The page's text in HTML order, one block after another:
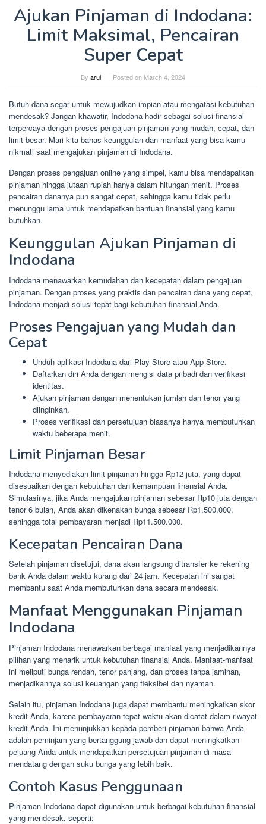
Ajukan Pinjaman di Indodana:
Limit Maksimal, Pencairan
Super Cepat
By arul Posted on March 4, 2024
Butuh dana segar untuk mewujudkan impian atau mengatasi kebutuhan
mendesak? Jangan khawatir, Indodana hadir sebagai solusi finansial
terpercaya dengan proses pengajuan pinjaman yang mudah, cepat, dan
limit besar. Mari kita bahas keunggulan dan manfaat yang bisa kamu
nikmati saat mengajukan pinjaman di Indodana.
Dengan proses pengajuan online yang simpel, kamu bisa mendapatkan
pinjaman hingga jutaan rupiah hanya dalam hitungan menit. Proses
pencairan dananya pun sangat cepat, sehingga kamu tidak perlu
menunggu lama untuk mendapatkan bantuan finansial yang kamu
butuhkan.
Keunggulan Ajukan Pinjaman di
Indodana
Indodana menawarkan kemudahan dan kecepatan dalam pengajuan
pinjaman. Dengan proses yang praktis dan pencairan dana yang cepat,
Indodana menjadi solusi tepat bagi kebutuhan finansial Anda.
Proses Pengajuan yang Mudah dan
Cepat
Unduh aplikasi Indodana dari Play Store atau App Store.
Daftarkan diri Anda dengan mengisi data pribadi dan verifikasi
identitas.
Ajukan pinjaman dengan menentukan jumlah dan tenor yang
diinginkan.
Proses verifikasi dan persetujuan biasanya hanya membutuhkan
waktu beberapa menit.
Limit Pinjaman Besar
Indodana menyediakan limit pinjaman hingga Rp12 juta, yang dapat
disesuaikan dengan kebutuhan dan kemampuan finansial Anda.
Simulasinya, jika Anda mengajukan pinjaman sebesar Rp10 juta dengan
tenor 6 bulan, Anda akan dikenakan bunga sebesar Rp1.500.000,
sehingga total pembayaran menjadi Rp11.500.000.
Kecepatan Pencairan Dana
Setelah pinjaman disetujui, dana akan langsung ditransfer ke rekening
bank Anda dalam waktu kurang dari 24 jam. Kecepatan ini sangat
membantu saat Anda membutuhkan dana secara mendesak.
Manfaat Menggunakan Pinjaman
Indodana
Pinjaman Indodana menawarkan berbagai manfaat yang menjadikannya
pilihan yang menarik untuk kebutuhan finansial Anda. Manfaat-manfaat
ini meliputi bunga rendah, tenor panjang, dan proses tanpa jaminan,
menjadikannya solusi keuangan yang fleksibel dan nyaman.
Selain itu, pinjaman Indodana juga dapat membantu meningkatkan skor
kredit Anda, karena pembayaran tepat waktu akan dicatat dalam riwayat
kredit Anda. Ini menunjukkan kepada pemberi pinjaman bahwa Anda
adalah peminjam yang bertanggung jawab dan dapat meningkatkan
peluang Anda untuk mendapatkan persetujuan pinjaman di masa
mendatang dengan suku bunga yang lebih baik.
Contoh Kasus Penggunaan
Pinjaman Indodana dapat digunakan untuk berbagai kebutuhan finansial
yang mendesak, seperti: